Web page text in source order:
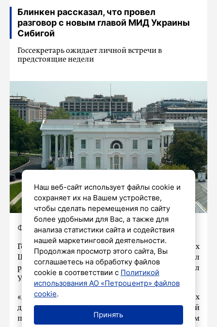
Блинкен рассказал, что провел
разговор с новым главой МИД Украины
Сибигой
Госсекретарь ожидает личной встречи в
предстоящие недели
Фото: Yuri Gripas/ТАСС
Государственный секретарь Соединенных
Штатов Энтони Блинкен сообщил, что провел
разговор с новым министром иностранных дел
Украины Андреем Сибигой.
«Я поговорил с новым министром иностранных
дел Украины Андреем Сибигой. Он давний
партнер, и я уверен, что мы продолжим
Наш веб-сайт использует файлы cookie и
сохраняет их на Вашем устройстве,
чтобы сделать перемещения по сайту
более удобными для Вас, а также для
анализа статистики сайта и содействия
нашей маркетинговой деятельности.
Продолжая просмотр этого сайта, Вы
соглашаетесь на обработку файлов
cookie в соответствии с Политикой
использования АО «Петроцентр» файлов
cookie.
Принять